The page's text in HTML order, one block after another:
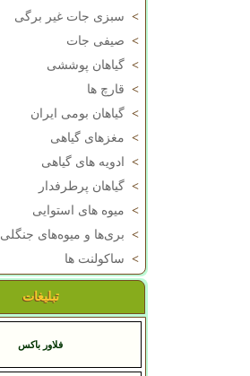
> سبزی جات غیر برگی
> صیفی جات
> گیاهان پوششی
> قارچ ها
> گیاهان بومی ایران
> مغزهای گیاهی
>
ادویه های گیاهی
> گیاهان پرطرفدار
> میوه های استوایی
> بری‌ها و میوه‌های جنگلی
> ساکولنت ها
تبلیغات
فلاور باکس